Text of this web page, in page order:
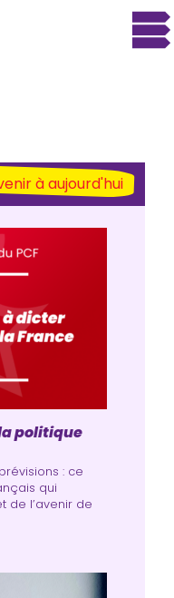
à aujourd'hui
politique
: ce
qui
de l’avenir de